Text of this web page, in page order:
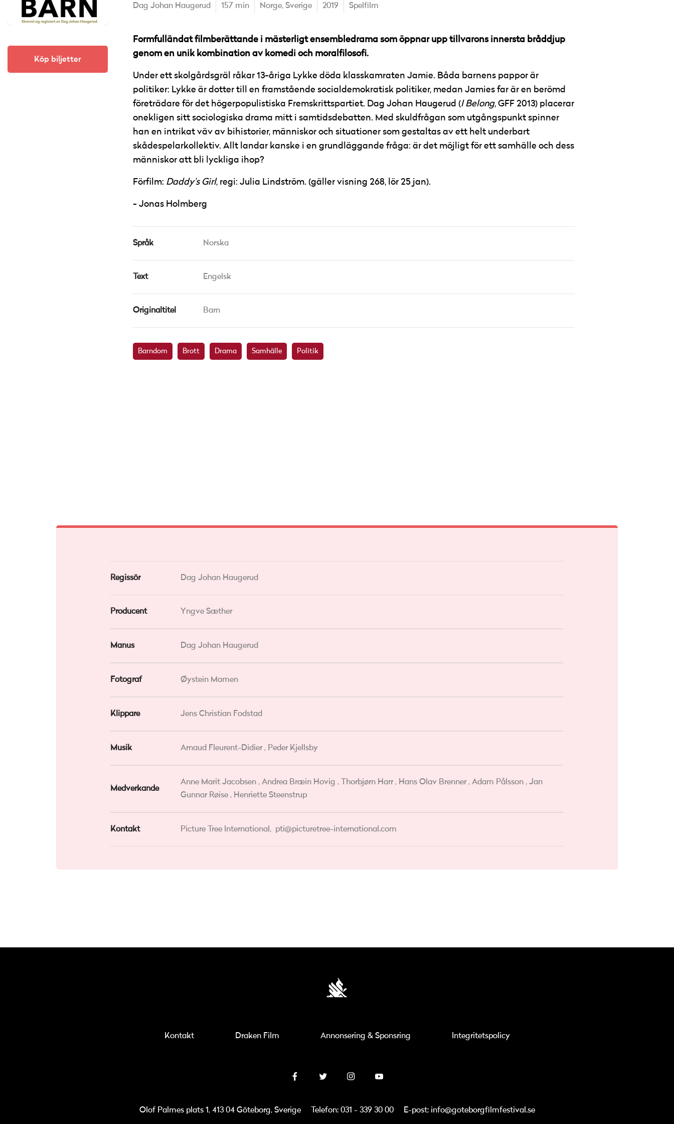
Köp biljetter
Dag Johan Haugerud 157 min Norge, Sverige 2019 Spelfilm
Formfulländat filmberättande i mästerligt ensembledrama som öppnar upp tillvarons innersta bråddjup
genom en unik kombination av komedi och moralfilosofi.
Under ett skolgårdsgräl råkar 13-åriga Lykke döda klasskamraten Jamie. Båda barnens pappor är
politiker: Lykke är dotter till en framstående socialdemokratisk politiker, medan Jamies far är en berömd
företrädare för det högerpopulistiska Fremskrittspartiet. Dag Johan Haugerud (I Belong, GFF 2013) placerar
onekligen sitt sociologiska drama mitt i samtidsdebatten. Med skuldfrågan som utgångspunkt spinner
han en intrikat väv av bihistorier, människor och situationer som gestaltas av ett helt underbart
skådespelarkollektiv. Allt landar kanske i en grundläggande fråga: är det möjligt för ett samhälle och dess
människor att bli lyckliga ihop?
Förfilm: Daddy’s Girl, regi: Julia Lindström. (gäller visning 268, lör 25 jan).
Jonas Holmberg
Språk Norska
Text Engelsk
Originaltitel Barn
Barndom Brott Drama Samhälle Politik
Regissör Dag Johan Haugerud
Producent Yngve Sæther
Manus Dag Johan Haugerud
Fotograf Øystein Mamen
Klippare Jens Christian Fodstad
Musik Arnaud Fleurent-Didier , Peder Kjellsby
Medverkande
Anne Marit Jacobsen , Andrea Bræin Hovig , Thorbjørn Harr , Hans Olav Brenner , Adam Pålsson , Jan
Gunnar Røise , Henriette Steenstrup
Kontakt Picture Tree International, pti@picturetree-international.com
Kontakt Draken Film Annonsering & Sponsring Integritetspolicy
Olof Palmes plats 1, 413 04 Göteborg, Sverige Telefon: 031 - 339 30 00 E-post: info@goteborgfilmfestival.se